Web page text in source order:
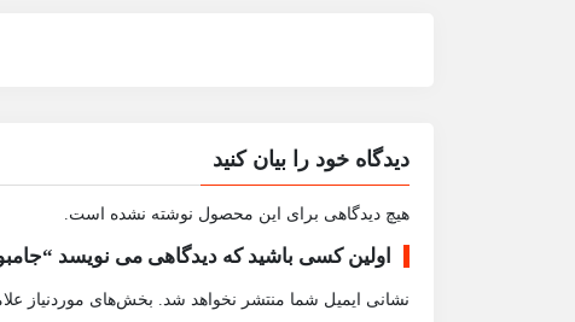
دیدگاه خود را بیان کنید
هیچ دیدگاهی برای این محصول نوشته نشده است.
اولین کسی باشید که دیدگاهی می نویسد “جامبوبگ نو و
نشانی ایمیل شما منتشر نخواهد شد. بخش‌های موردنیاز